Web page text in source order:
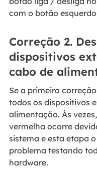
com o botão
Correção 2.
dispositivos
cabo de
Se a primeira
todos os dispositivos
alimentação. Às
vermelha ocorre
sistema e esta etapa
problema testando
hardware.